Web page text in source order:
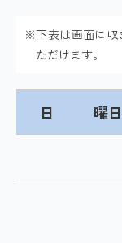
※下表は画面に収
ただけます。
日 曜日